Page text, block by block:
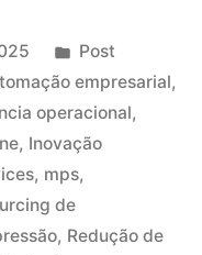
Post
empresarial,
operacional,
, Inovação
, mps,
de
, Redução de